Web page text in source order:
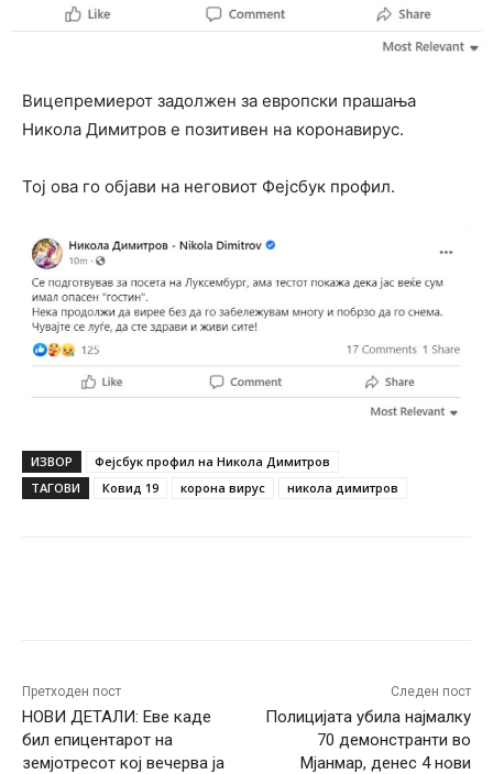
Вицепремиерот задолжен за европски прашања
Никола Димитров е позитивен на коронавирус.
Тој ова го објави на неговиот Фејсбук профил.
ИЗВОР
Фејсбук профил на Никола Димитров
ТАГОВИ
Ковид 19 корона вирус никола димитров
Претходен пост
НОВИ ДЕТАЛИ: Еве каде
бил епицентарот на
земјотресот кој вечерва ја
Следен пост
Полицијата убила најмалку
70 демонстранти во
Мјанмар, денес 4 нови